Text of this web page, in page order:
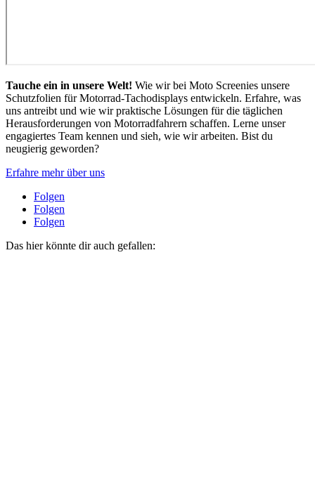
Tauche ein in unsere Welt! Wie wir bei Moto Screenies unsere
Schutzfolien für Motorrad-Tachodisplays entwickeln. Erfahre, was
uns antreibt und wie wir praktische Lösungen für die täglichen
Herausforderungen von Motorradfahrern schaffen. Lerne unser
engagiertes Team kennen und sieh, wie wir arbeiten. Bist du
neugierig geworden?
Erfahre mehr über uns
Folgen
Folgen
Folgen
Das hier könnte dir auch gefallen: